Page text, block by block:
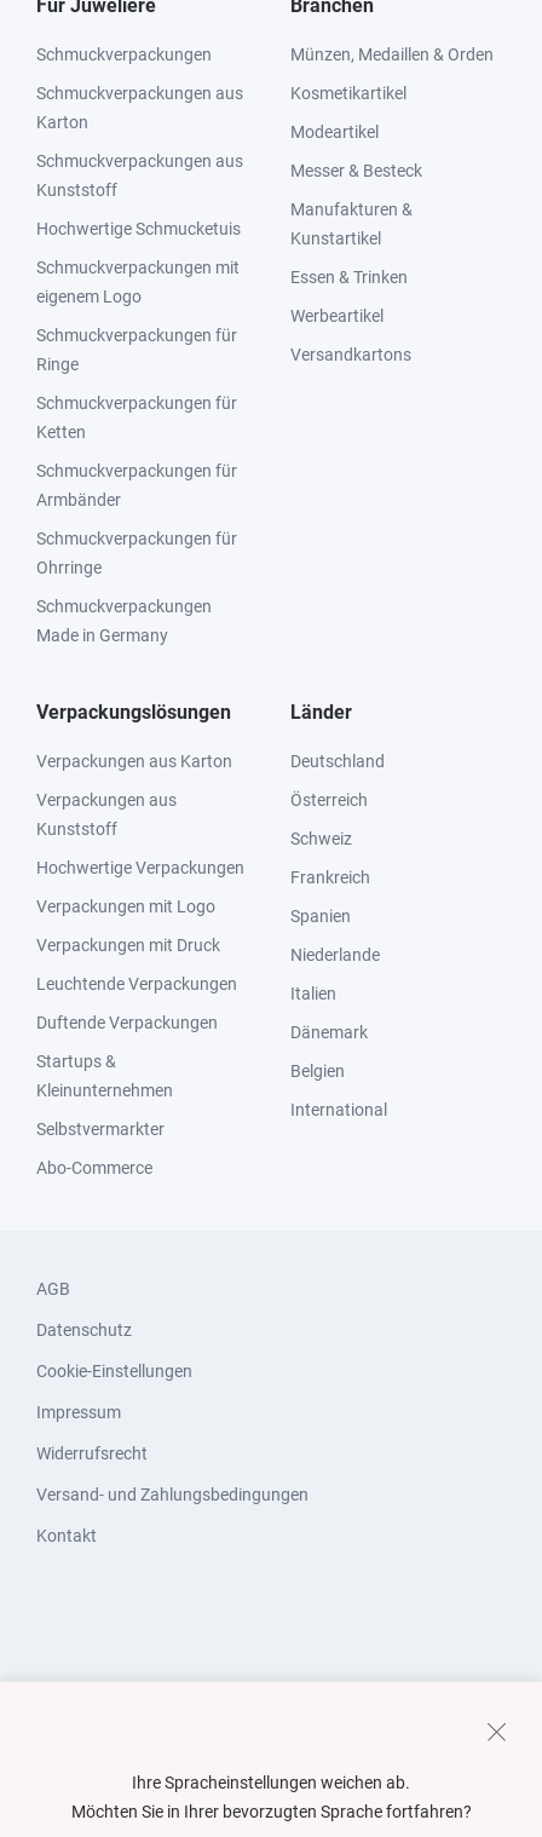
Für Juweliere
Schmuckverpackungen
Schmuckverpackungen aus
Karton
Schmuckverpackungen aus
Kunststoff
Hochwertige Schmucketuis
Schmuckverpackungen mit
eigenem Logo
Schmuckverpackungen für
Ringe
Schmuckverpackungen für
Ketten
Schmuckverpackungen für
Armbänder
Schmuckverpackungen für
Ohrringe
Schmuckverpackungen
Made in Germany
Branchen
Münzen, Medaillen & Orden
Kosmetikartikel
Modeartikel
Messer & Besteck
Manufakturen &
Kunstartikel
Essen & Trinken
Werbeartikel
Versandkartons
Verpackungslösungen
Verpackungen aus Karton
Verpackungen aus
Kunststoff
Hochwertige Verpackungen
Verpackungen mit Logo
Verpackungen mit Druck
Leuchtende Verpackungen
Duftende Verpackungen
Startups &
Kleinunternehmen
Selbstvermarkter
Abo-Commerce
Länder
Deutschland
Österreich
Schweiz
Frankreich
Spanien
Niederlande
Italien
Dänemark
Belgien
International
AGB
Datenschutz
Cookie-Einstellungen
Impressum
Widerrufsrecht
Versand- und Zahlungsbedingungen
Kontakt
Ihre Spracheinstellungen weichen ab.
Möchten Sie in Ihrer bevorzugten Sprache fortfahren?